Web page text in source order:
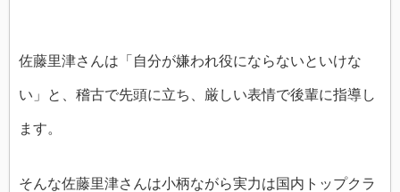
佐藤里津さんは「自分が嫌われ役にならないといけな
い」と、稽古で先頭に立ち、厳しい表情で後輩に指導し
ます。
そんな佐藤里津さんは小柄ながら実力は国内トップクラ